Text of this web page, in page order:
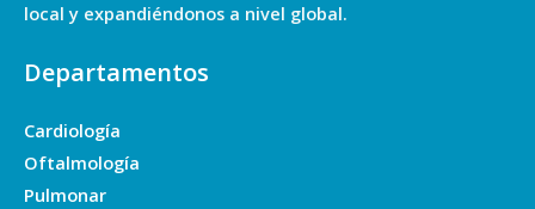
local y expandiéndonos a nivel global.
Departamentos
Cardiología
Oftalmología
Pulmonar